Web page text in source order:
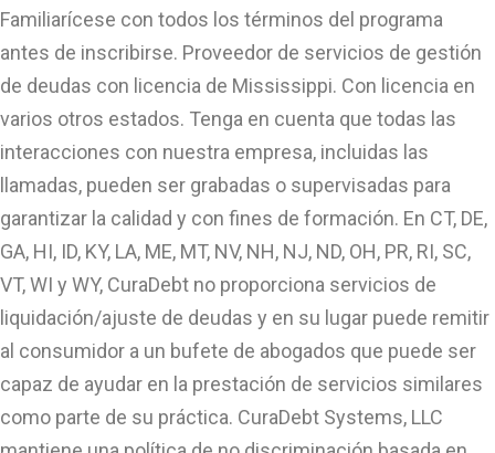
Familiarícese con todos los términos del programa
antes de inscribirse. Proveedor de servicios de gestión
de deudas con licencia de Mississippi. Con licencia en
varios otros estados. Tenga en cuenta que todas las
interacciones con nuestra empresa, incluidas las
llamadas, pueden ser grabadas o supervisadas para
garantizar la calidad y con fines de formación. En CT, DE,
GA, HI, ID, KY, LA, ME, MT, NV, NH, NJ, ND, OH, PR, RI, SC,
VT, WI y WY, CuraDebt no proporciona servicios de
liquidación/ajuste de deudas y en su lugar puede remitir
al consumidor a un bufete de abogados que puede ser
capaz de ayudar en la prestación de servicios similares
como parte de su práctica. CuraDebt Systems, LLC